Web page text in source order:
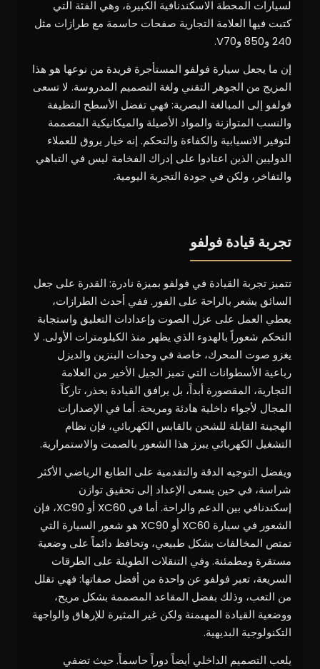
لسيارات المحطة الاسكندنافية الكبيرة، وهي الفئة التي
كتبت فيها العلامة التجارية صفحات حاسمة مع طرازات مثل
240 و850 وV70.
إن ما يجعل سيارة فولفو المستأجرة فريدة من نوعها هو هذا
المزيج من الجوهر التقني ولغة التصميم المدروسة. لا تسعى
فولفو إلى المبالغة البصرية: فهي تفضل الأسطح النظيفة
والنسب المتوازنة والمواد الأصيلة والميكانيكية المصممة
لتوفير الانسيابية والكفاءة والتحكم. إنه خيار يروق للعملاء
الدوليين الذين اعتادوا على إدراك الفخامة ليس في التباهي
والتفاخر، ولكن في جودة التجربة اليومية.
تجربة قيادة فولفو
تتميز تجربة القيادة في فولفو بميزة نادرة: القدرة على جعل
السائق يشعر بالراحة على الفور. ففي أحدث الطرازات،
يعطي العمل على عزل الصوت وإعدادات التعليق واستجابة
التحكم شعوراً بالهدوء الذي يظهر منذ الكيلومترات الأولى. لا
يغزو صوت المحرك، خاصة في وحدات البنزين والديزل
رباعية الأسطوانات التي تميز الجيل الأخير من العلامة
التجارية، المقصورة أبداً، بل يرافق القيادة بحذر، تاركاً
المجال لأجواء داخلية هادئة ومريحة. أما في الإصدارات
الهجينة القابلة للشحن بالقابس الكهربائي، فإن نظام
التشغيل الكهربائي يبرز هذا الشعور بالصمت والاستمرارية.
ويفضل التوجيه الدقة والتقدمية على الطابع الرياضي الأكثر
شراسة، في حين يسعى الإعداد إلى تحقيق توازن
إسكندنافي بين الدعم والراحة. أما في XC60 أو XC90، فإن
الشعور في سيارة XC60 أو XC90 هو شعور السيارة التي
تمتص المخالفات بشكل طبيعي، وتحافظ دائماً على وضعية
مستقرة ومطمئنة. وفي التنقلات الطويلة على الطرقات
السريعة، تعبر فولفو عن واحدة من أفضل صفاتها: فهي تقلل
من التعب، وذلك بفضل المقاعد المصممة بشكل مريح،
ووضعية القيادة المهيمنة ولكن غير المثيرة للإرهاق والواجهة
التكنولوجية البديهية.
يلعب التصميم الداخلي أيضاً دوراً حاسماً. حيث تضفي